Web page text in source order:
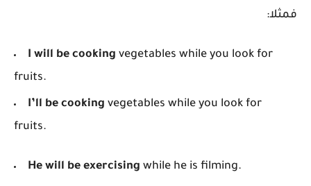
فمثلا:
I will be cooking vegetables while you look for
fruits.
I’ll be cooking vegetables while you look for
fruits.
He will be exercising while he is filming.